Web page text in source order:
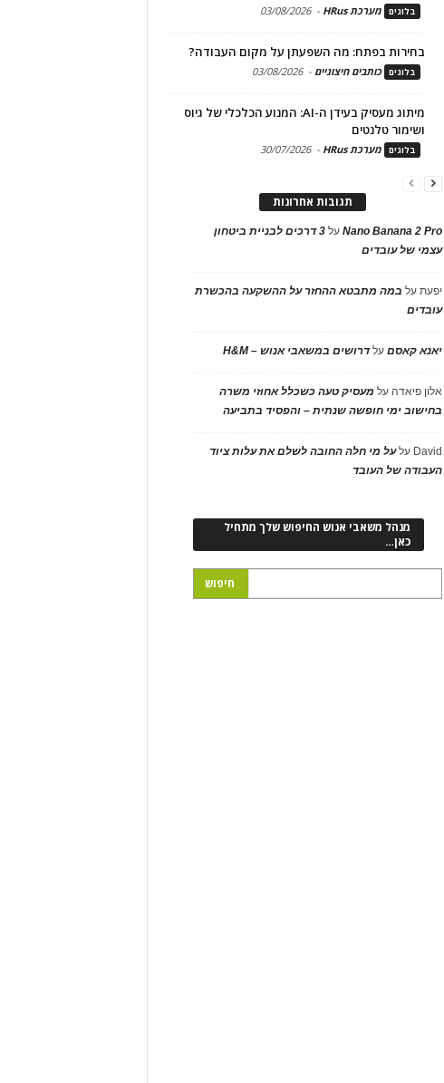
בלוגים מערכת HRus -
03/08/2026
בחירות בפתח: מה השפעתן על מקום העבודה?
בלוגים כותבים חיצוניים -
03/08/2026
מיתוג מעסיק בעידן ה-AI: המנוע הכלכלי של גיוס
ושימור טלנטים
בלוגים מערכת HRus -
30/07/2026
תגובות אחרונות
Nano Banana 2 Proעל
3 דרכים לבניית ביטחון
עצמי של עובדים
יפעתעל במה מתבטא ההחזר על ההשקעה בהכשרת
עובדים
יאנא קאסםעלדרושים במשאבי אנוש – H&M
אלון פיאדה על מעסיק טעה כשכלל אחוזי משרה
בחישוב ימי חופשה שנתית – והפסיד בתביעה
David עלעל מי חלה החובה לשלם את עלות ציוד
העבודה של העובד
מנהל משאבי אנוש החיפוש שלך מתחיל
כאן…